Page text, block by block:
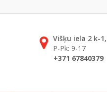
Višķu iela 2 k-
P-Pk: 9-17
+371 67840379